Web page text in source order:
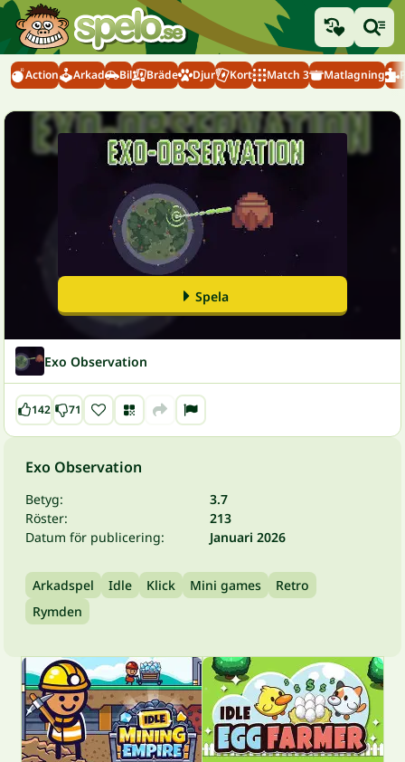
Action Arkad Bil Bräde Djur Kort Match 3 Matlagning
Spela
Exo Observation
142 71
Exo Observation
Betyg:
3.7
Röster:
213
Datum för publicering:
Januari 2026
Arkadspel Idle Klick Mini games
Retro
Rymden